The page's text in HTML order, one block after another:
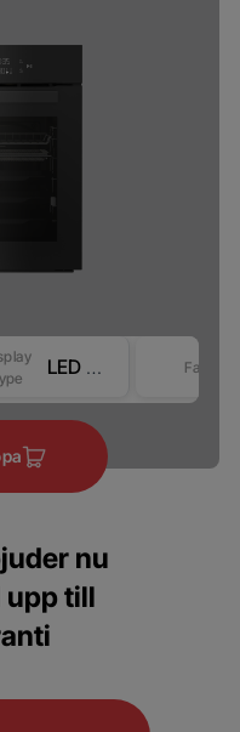
LED Display - Touch control (Revo-Better) Farge
nu
upp till